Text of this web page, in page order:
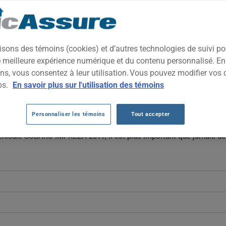
à traction intégrale de série, reconnue pour sa tenue
capable d'affronter les routes québécoises en toute
IMPREZA 2019 AU FIL DES 5
2019 ont fortement diminué, passant de 2538 $ à 1191 $,
à la baisse par rapport au sommet de 2021.
SUBARU IMPREZA 2019, il est plus important que jamais
des témoins (cookies) et d’autres technologies de suivi
expérience numérique et du contenu personnalisé.
vous consentez à leur utilisation. Vous pouvez modifier vos
En savoir plus sur l'utilisation des témoins
Personnaliser les témoins Tout accepter